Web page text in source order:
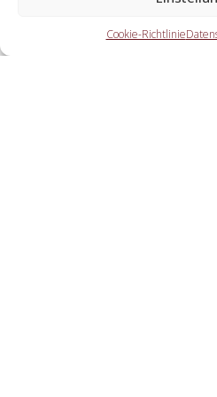
Cookie-Richtlinie
Die Partner erledigen sämtliche